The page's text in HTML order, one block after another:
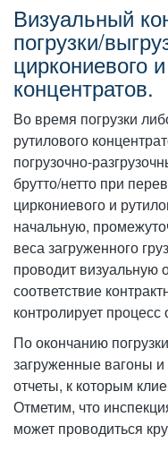
Визуальный
погрузки/
циркониевого
концентратов.
Во время погрузки
рутилового
погрузочно-
брутто/нетто при
циркониевого и
начальную,
веса загруженного
проводит визуальную
соответствие
контролирует процесс
По окончанию
загруженные вагоны
отчеты, к которым
Отметим, что
может проводиться